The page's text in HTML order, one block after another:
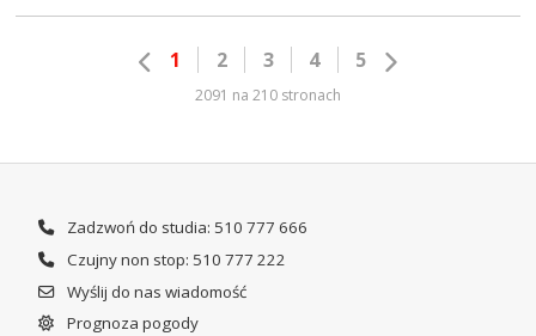
1 2 3 4 5
2091 na 210 stronach
Zadzwoń do studia: 510 777 666
Czujny non stop: 510 777 222
Wyślij do nas wiadomość
Prognoza pogody